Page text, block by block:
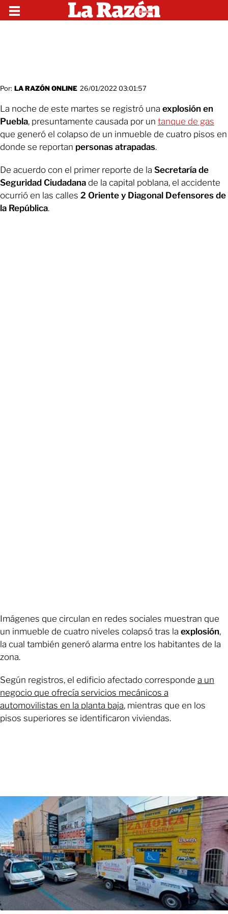
Por: LA RAZÓN ONLINE 26/01/2022 03:01:57
La noche de este martes se registró una explosión en
Puebla, presuntamente causada por un tanque de gas
que generó el colapso de un inmueble de cuatro pisos en
donde se reportan personas atrapadas.
De acuerdo con el primer reporte de la Secretaría de
Seguridad Ciudadana de la capital poblana, el accidente
ocurrió en las calles 2 Oriente y Diagonal Defensores de
la República.
Imágenes que circulan en redes sociales muestran que
un inmueble de cuatro niveles colapsó tras la explosión,
la cual también generó alarma entre los habitantes de la
zona.
Según registros, el edificio afectado corresponde a un
negocio que ofrecía servicios mecánicos a
automovilistas en la planta baja, mientras que en los
pisos superiores se identificaron viviendas.